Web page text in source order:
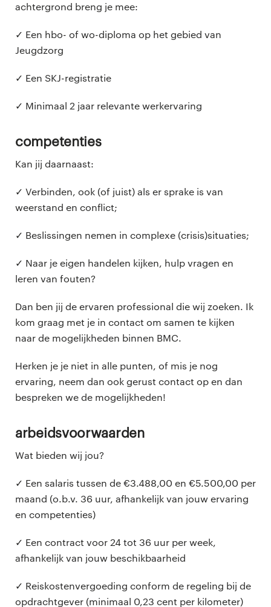
achtergrond breng je mee:
✓ Een hbo- of wo-diploma op het gebied van
Jeugdzorg
✓ Een SKJ-registratie
✓ Minimaal 2 jaar relevante werkervaring
Competenties
Kan jij daarnaast:
✓ Verbinden, ook (of juist) als er sprake is van
weerstand en conflict;
✓ Beslissingen nemen in complexe (crisis)situaties;
✓ Naar je eigen handelen kijken, hulp vragen en
leren van fouten?
Dan ben jij de ervaren professional die wij zoeken. Ik
kom graag met je in contact om samen te kijken
naar de mogelijkheden binnen BMC.
Herken je je niet in alle punten, of mis je nog
ervaring, neem dan ook gerust contact op en dan
bespreken we de mogelijkheden!
Arbeidsvoorwaarden
Wat bieden wij jou?
✓ Een salaris tussen de €3.488,00 en €5.500,00 per
maand (o.b.v. 36 uur, afhankelijk van jouw ervaring
en competenties)
✓ Een contract voor 24 tot 36 uur per week,
afhankelijk van jouw beschikbaarheid
✓ Reiskostenvergoeding conform de regeling bij de
opdrachtgever (minimaal 0,23 cent per kilometer)